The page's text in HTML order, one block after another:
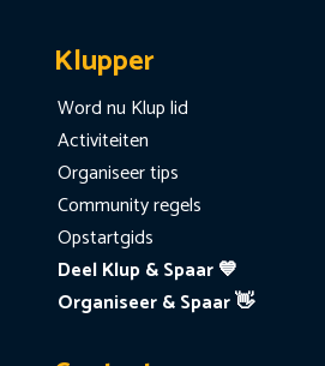
Klupper
Word nu Klup lid
Activiteiten
Organiseer tips
Community regels
Opstartgids
Deel Klup & Spaar 💙
Organiseer & Spaar 👋